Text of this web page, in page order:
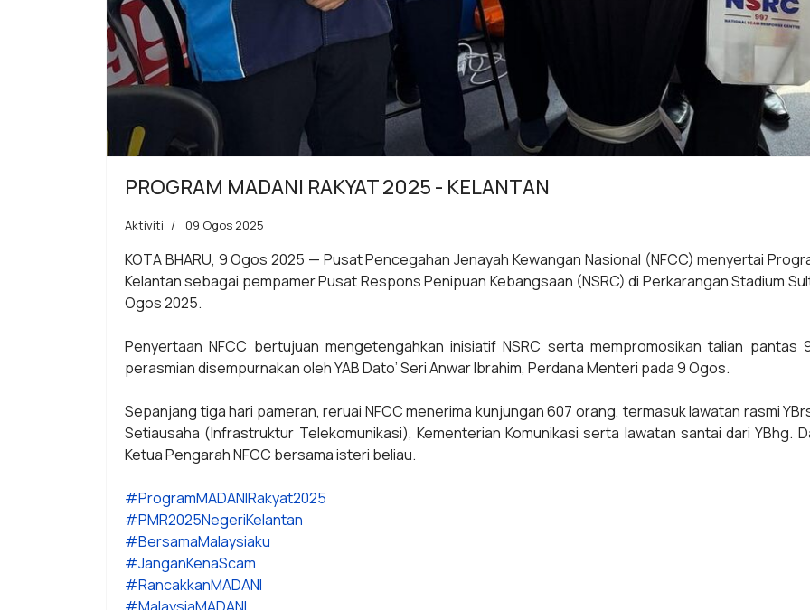
PROGRAM MADANI RAKYAT 2025 - KELANTAN
Aktiviti 09 Ogos 2025
KOTA BHARU, 9 Ogos 2025 — Pusat Pencegahan Jenayah Kewangan Nasional (NFCC) menyertai
Kelantan sebagai pempamer Pusat Respons Penipuan Kebangsaan (NSRC) di Perkarangan Stadium
Ogos 2025.
Penyertaan NFCC bertujuan mengetengahkan inisiatif NSRC serta mempromosikan talian
perasmian disempurnakan oleh YAB Dato’ Seri Anwar Ibrahim, Perdana Menteri pada 9 Ogos.
Sepanjang tiga hari pameran, reruai NFCC menerima kunjungan 607 orang, termasuk lawatan rasmi
Setiausaha (Infrastruktur Telekomunikasi), Kementerian Komunikasi serta lawatan santai dari YBhg.
Ketua Pengarah NFCC bersama isteri beliau.
#ProgramMADANIRakyat2025
#PMR2025NegeriKelantan
#BersamaMalaysiaku
#JanganKenaScam
#RancakkanMADANI